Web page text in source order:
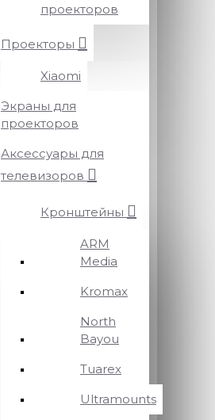
проекторов
Проекторы
Xiaomi
Экраны для
проекторов
Аксессуары для
телевизоров
Кронштейны
ARM
Media
Kromax
North
Bayou
Tuarex
Ultramounts